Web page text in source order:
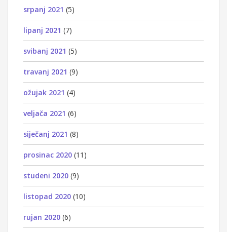
srpanj 2021 (5)
lipanj 2021 (7)
svibanj 2021 (5)
travanj 2021 (9)
ožujak 2021 (4)
veljača 2021 (6)
siječanj 2021 (8)
prosinac 2020 (11)
studeni 2020 (9)
listopad 2020 (10)
rujan 2020 (6)